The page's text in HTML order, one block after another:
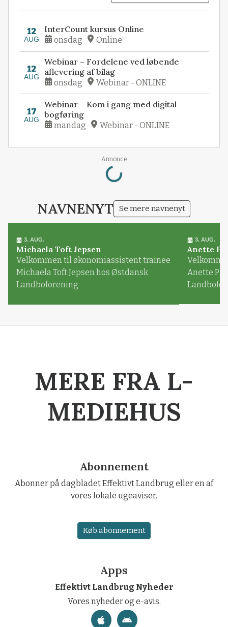
12
AUG
InterCount kursus Online
onsdag Online
12
AUG
Webinar – Fordelene ved løbende
aflevering af bilag
onsdag Webinar - ONLINE
17
AUG
Webinar – Kom i gang med digital
bogføring
mandag Webinar - ONLINE
Annonce
Loading...
NAVNENYT Se mere navnenyt
3. AUG.
Michaela Toft Jepsen
Velkommen til økonomiassistent trainee
Michaela Toft Jepsen hos Østdansk
Landboforening
3. AUG.
Anette
Anette
MERE FRA L-
MEDIEHUS
Abonnement
Abonner på dagbladet Effektivt Landbrug eller en af
vores lokale ugeaviser.
Køb abonnement
Apps
Effektivt Landbrug Nyheder
Vores nyheder og e-avis.